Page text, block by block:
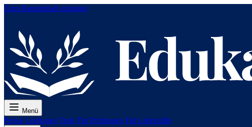
Zum Hauptinhalt springen
Menü
Preise Lektionen Tests Für Prüfungen Für Lehrkräfte